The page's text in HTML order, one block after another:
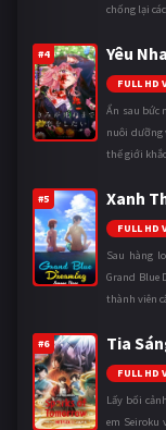
chống lại
#4 Yêu
FULL HD
Ẩn sau bức
nuôi dưỡng
thế giới
#5 Xanh
FULL HD
Sau hàng
Grand Blue
thành viên
#6 Tia
FULL HD
Lấy bối
em Seiroku